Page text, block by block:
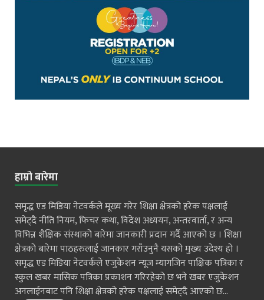
हाम्रो बारेमा
समृद्ध एड मिडिया नेटवर्कले मूख्य गरेर शिक्षा क्षेत्रको हरेक पक्षलाई
समेट्दै नीति नियम, फिचर कथा, विदेश अध्ययन, अन्तरवार्ता, र अन्य
विभिन्न शैक्षिक संस्थाको बारेमा जानकारी प्रदान गर्दै आएको छ । शिक्षा
क्षेत्रको बारेमा पाठहरुलाई जानकार गराँउनुनै यसको मुख्य उदेश्य हो ।
समृद्ध एड मिडिया नेटवर्कले एजुकेशन न्यूज म्यागजिन पाक्षिक पत्रिका र
स्कुल खबर मासिक पत्रिका प्रकाशन गरिरहेको छ भने खबर एजुकेशन
अनलाईनबाट पनि शिक्षा क्षेत्रको हरेक पक्षलाई समेट्दै आएको छ...